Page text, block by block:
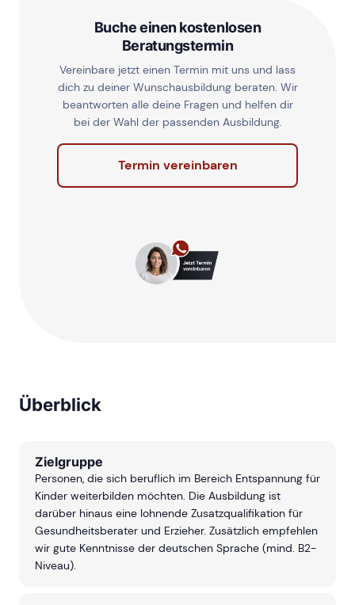
Buche einen kostenlosen
Beratungstermin
Vereinbare jetzt einen Termin mit uns und lass
dich zu deiner Wunschausbildung beraten. Wir
beantworten alle deine Fragen und helfen dir
bei der Wahl der passenden Ausbildung.
Termin vereinbaren
Überblick
Zielgruppe
Personen, die sich beruflich im Bereich Entspannung für
Kinder weiterbilden möchten. Die Ausbildung ist
darüber hinaus eine lohnende Zusatzqualifikation für
Gesundheitsberater und Erzieher. Zusätzlich empfehlen
wir gute Kenntnisse der deutschen Sprache (mind. B2-
Niveau).